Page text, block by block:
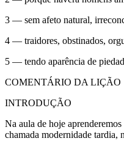
3 — sem afeto natural,
4 — traidores, obstinados,
5 — tendo aparência de
COMENTÁRIO DA LIÇÃO
INTRODUÇÃO
Na aula de hoje
chamada modernidade tardia,